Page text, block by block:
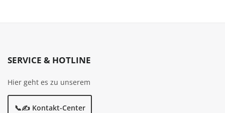
SERVICE & HOTLINE
Hier geht es zu unserem
📞✍️ Kontakt-Center